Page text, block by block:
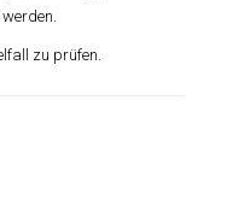
zu prüfen.